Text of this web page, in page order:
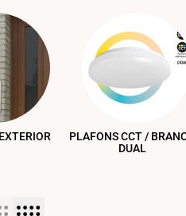
PLAFONS CCT /
DUAL